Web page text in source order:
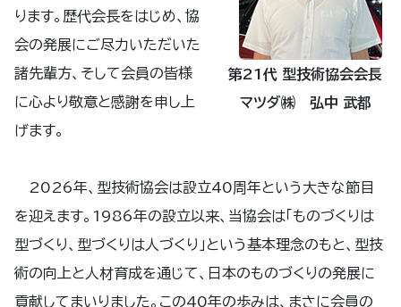
第21代 型技術協会会長
マツダ㈱ 弘中 武都
ります。歴代会長をはじめ、協
会の発展にご尽力いただいた
諸先輩方、そして会員の皆様
に心より敬意と感謝を申し上
げます。
2026年、型技術協会は設立40周年という大きな節目
を迎えます。1986年の設立以来、当協会は「ものづくりは
型づくり、型づくりは人づくり」という基本理念のもと、型技
術の向上と人材育成を通じて、日本のものづくりの発展に
貢献してまいりました。この40年の歩みは、まさに会員の